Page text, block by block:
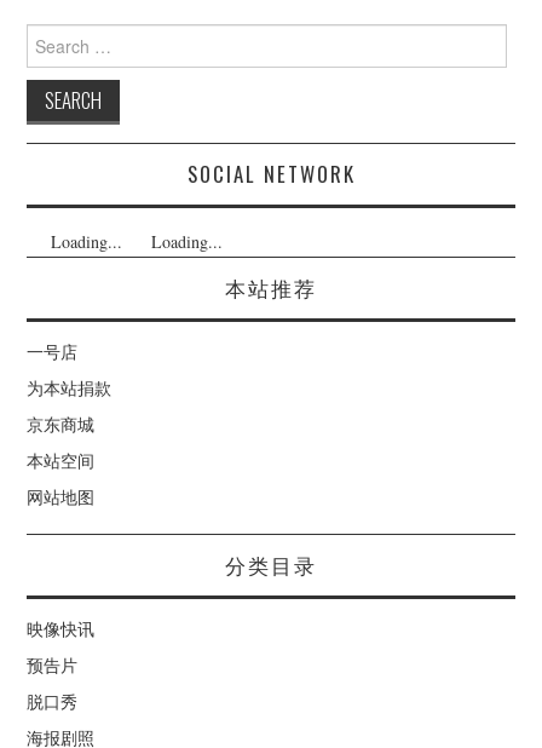
Search
for:
SOCIAL NETWORK
Loading... Loading...
本站推荐
一号店
为本站捐款
京东商城
本站空间
网站地图
分类目录
映像快讯
预告片
脱口秀
海报剧照